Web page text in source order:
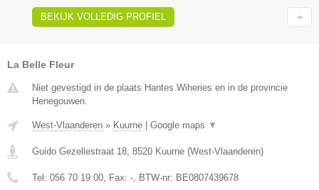
BEKIJK VOLLEDIG PROFIEL
La Belle Fleur
Niet gevestigd in de plaats Hantes Wiheries en in de provincie
Henegouwen.
West-Vlaanderen » Kuurne | Google maps ▼
Guido Gezellestraat 18 8520 Kuurne (West-Vlaanderen)
Tel: 056 70 19 00 , Fax: - , BTW-nr: BE0807439678